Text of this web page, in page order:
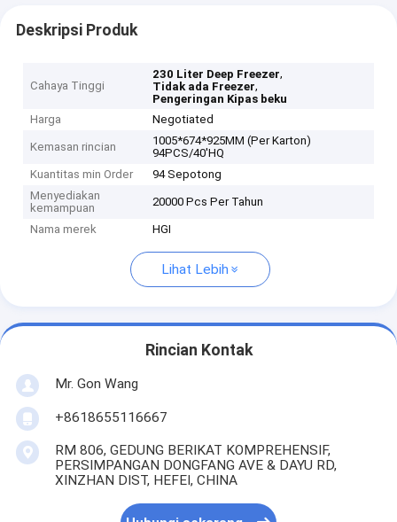
Deskripsi Produk
Cahaya Tinggi
230 Liter Deep Freezer,
Tidak ada Freezer,
Pengeringan Kipas beku
Harga
Negotiated
Kemasan rincian
1005*674*925MM (Per Karton)
94PCS/40'HQ
Kuantitas min Order
94 Sepotong
Menyediakan
kemampuan
20000 Pcs Per Tahun
Nama merek HGI
Lihat Lebih
Rincian Kontak
Mr. Gon Wang
+8618655116667
RM 806, GEDUNG BERIKAT KOMPREHENSIF,
PERSIMPANGAN DONGFANG AVE & DAYU RD,
XINZHAN DIST, HEFEI, CHINA